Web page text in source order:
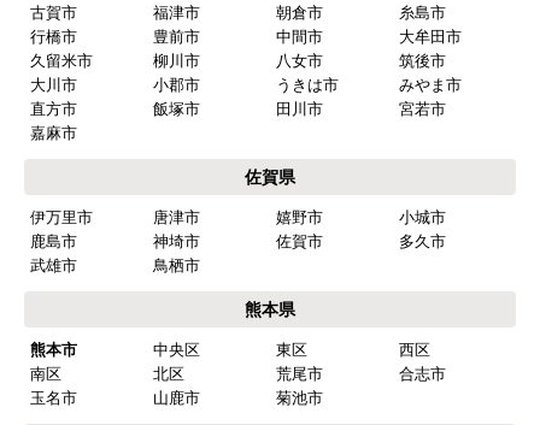
またこのショップを利用したいですか？
文時期】2026年03月頃（モバイルから）
【このショップを選んだ理由は？】
商品価格がお手頃だった
【注文からどのくらいで届きましたか？】
忘れました
【その他感想・コメント】
古賀市
福津市 朝倉市
糸島市
行橋市
豊前市 中間市
大牟田市
久留米市
柳川市 八女市
筑後市
大川市
小郡市 うきは市
みやま市
直方市
飯塚市 田川市
宮若市
嘉麻市
佐賀県
伊万里市 唐津市 嬉野市
小城市
鹿島市
神埼市 佐賀市
多久市
武雄市
鳥栖市
熊本県
熊本市 中央区 東区
西区
南区
北区 荒尾市
合志市
玉名市
山鹿市 菊池市